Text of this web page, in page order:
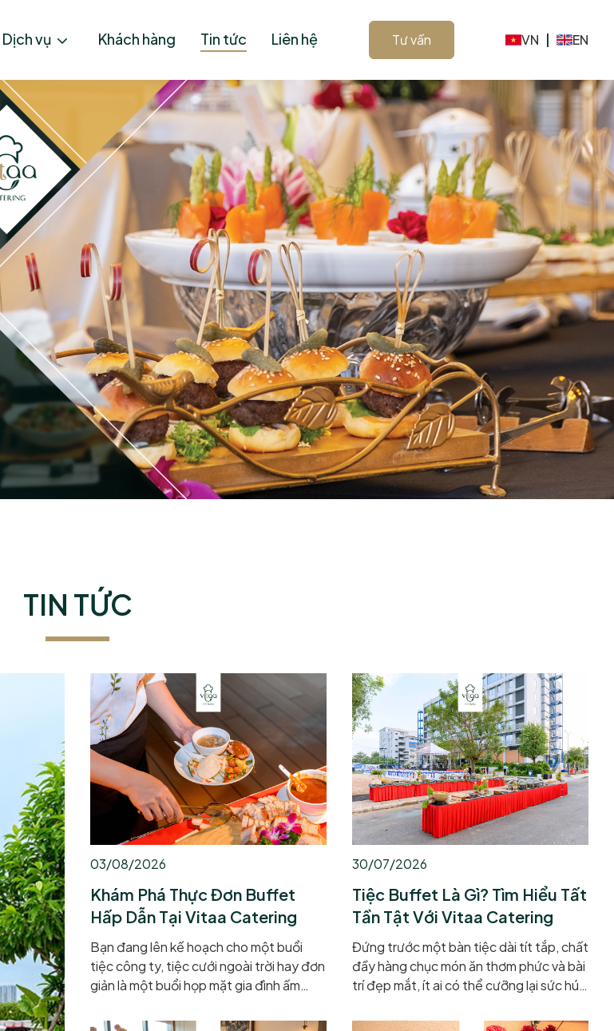
Dịch vụ Khách hàng Tin tức Liên hệ VN EN
Tư vấn
TIN TỨC
03/08/2026
Khám Phá Thực Đơn Buffet
Hấp Dẫn Tại Vitaa Catering
Bạn đang lên kế hoạch cho một buổi
tiệc công ty, tiệc cưới ngoài trời hay đơn
giản là một buổi họp mặt gia đình ấm
thức của hàng chục, thậm chí hàng trăm
30/07/2026
Tiệc Buffet Là Gì? Tìm Hiểu Tất
Tần Tật Với Vitaa Catering
Đứng trước một bàn tiệc dài tít tắp, chất
đầy hàng chục món ăn thơm phức và bài
trí đẹp mắt, ít ai có thể cưỡng lại sức hút
chính là ma lực của tiệc buffet – một